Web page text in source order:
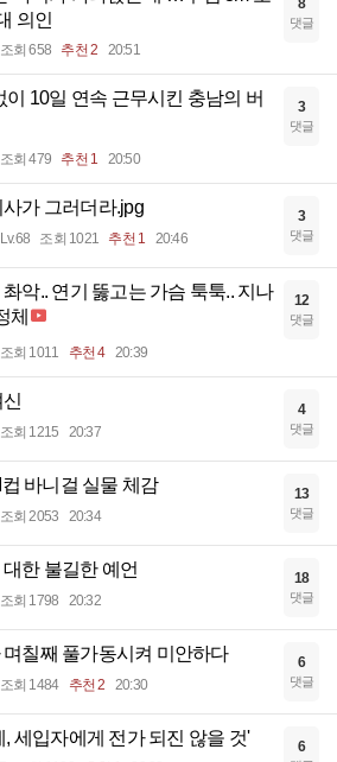
의인
조회 658 추천 2 20:51
8
댓글
이 10일 연속 근무시킨 충남의 버
조회 479 추천 1 20:50
3
댓글
가 그러더라.jpg
Lv.68 조회 1021 추천 1 20:46
3
댓글
악.. 연기 뚫고는 가슴 툭툭.. 지나
체
조회 1011 추천 4 20:39
12
댓글
조회 1215 20:37
4
댓글
바니걸 실물 체감
조회 2053 20:34
13
댓글
한 불길한 예언
조회 1798 20:32
18
댓글
며칠째 풀가동시켜 미안하다
조회 1484 추천 2 20:30
6
댓글
, 세입자에게 전가 되진 않을 것' 6